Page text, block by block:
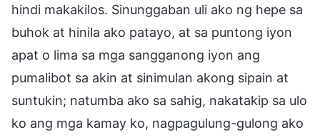
hindi makakilos. Sinunggaban uli ako ng hepe sa
buhok at hinila ako patayo, at sa puntong iyon
apat o lima sa mga sangganong iyon ang
pumalibot sa akin at sinimulan akong sipain at
suntukin; natumba ako sa sahig, nakatakip sa ulo
ko ang mga kamay ko, nagpagulung-gulong ako